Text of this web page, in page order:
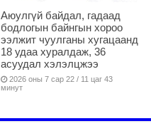
Аюулгүй байдал, гадаад
бодлогын байнгын хороо
ээлжит чуулганы хугацаанд
18 удаа хуралдаж, 36
асуудал хэлэлцжээ
2026 оны 7 сар 22 / 11 цаг 43
минут